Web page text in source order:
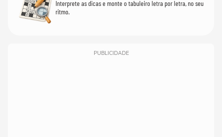
Interprete as dicas e monte o tabuleiro letra por letra, no seu
ritmo.
PUBLICIDADE